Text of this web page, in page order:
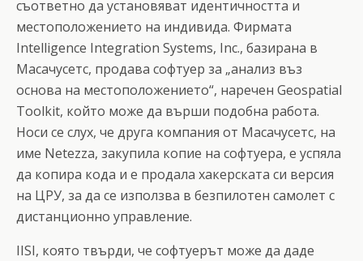
съответно да установяват идентичността и
местоположението на индивида. Фирмата
Intelligence Integration Systems, Inc., базирана в
Масачусетс, продава софтуер за „анализ въз
основа на местоположението“, наречен Geospatial
Toolkit, който може да върши подобна работа.
Носи се слух, че друга компания от Масачусетс, на
име Netezza, закупила копие на софтуера, е успяла
да копира кода и е продала хакерската си версия
на ЦРУ, за да се използва в безпилотен самолет с
дистанционно управление.
IISI, която твърди, че софтуерът може да даде